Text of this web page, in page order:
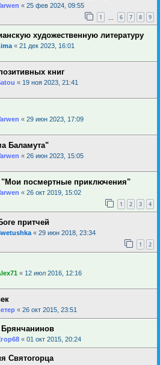
« 25 фев 2024, 09:55
1 6 7 8 9
художественную литературу
« 21 дек 2023, 16:01
книг
« 19 ноя 2023, 21:41
« 29 июн 2023, 17:09
Баламута"
« 26 июн 2023, 15:05
посмертные приключения"
« 26 окт 2019, 15:02
1 2 3 4
притчей
« 29 июн 2018, 23:34
1 2
« 12 июл 2016, 12:16
« 26 окт 2015, 23:51
Брянчанинов
« 01 окт 2015, 20:24
Святогорца